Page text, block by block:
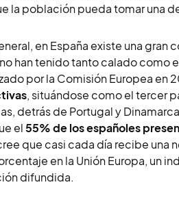
la población pueda tomar una
en España existe una gran
han tenido tanto calado como
por la Comisión Europea en
, situándose como el tercer
detrás de Portugal y
el55% de los españoles
que casi cada día recibe una
en la Unión Europa, un
difundida.